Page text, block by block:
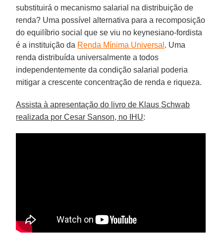
substituirá o mecanismo salarial na distribuição de
renda? Uma possível alternativa para a recomposição
do equilíbrio social que se viu no keynesiano-fordista
é a instituição da Renda Mínima Universal . Uma
renda distribuída universalmente a todos
independentemente da condição salarial poderia
mitigar a crescente concentração de renda e riqueza.
Assista à apresentação do livro de Klaus Schwab
realizada por Cesar Sanson, no IHU: